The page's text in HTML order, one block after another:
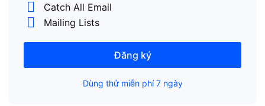
Catch All Email
Mailing Lists
Đăng ký
Dùng thử miễn phí 7 ngày